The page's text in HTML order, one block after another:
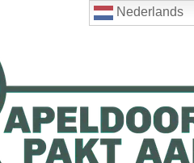
Nederlands